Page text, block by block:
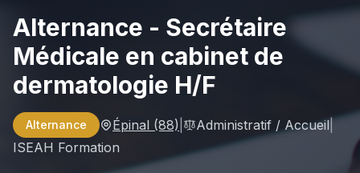
Alternance - Secrétaire
Médicale en cabinet de
dermatologie H/F
Alternance Épinal (88) Administratif / Accueil
ISEAH Formation